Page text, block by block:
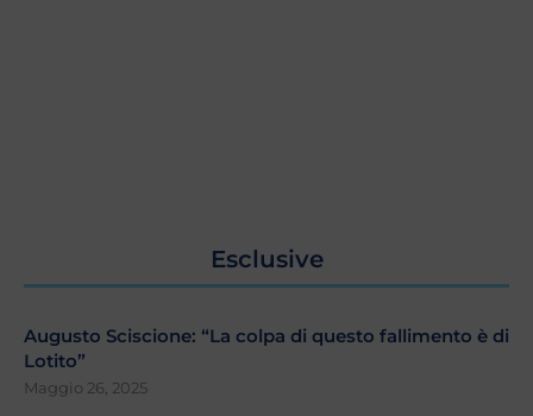
Esclusive
Augusto Sciscione: “La colpa di questo fallimento è di
Lotito”
Maggio 26, 2025